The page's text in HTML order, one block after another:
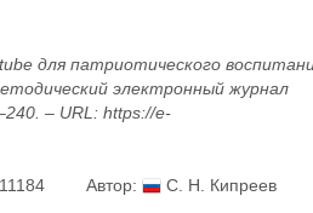
для патриотического
электронный журнал
– URL: https://e-
Автор: С. Н. Кипреев